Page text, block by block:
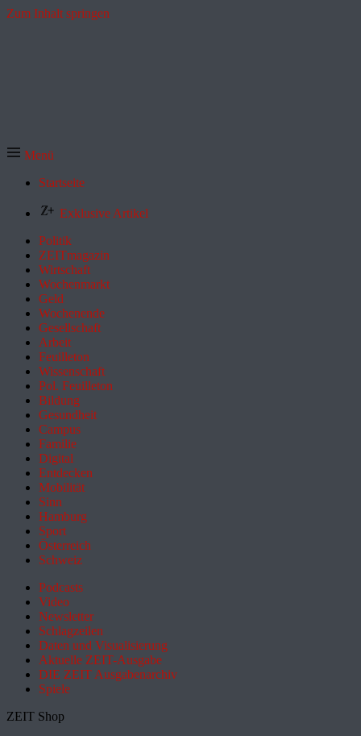
Zum Inhalt springen
Menü
Startseite
Exklusive Artikel
Politik
ZEITmagazin
Wirtschaft
Wochenmarkt
Geld
Wochenende
Gesellschaft
Arbeit
Feuilleton
Wissenschaft
Pol. Feuilleton
Bildung
Gesundheit
Campus
Familie
Digital
Entdecken
Mobilität
Sinn
Hamburg
Sport
Österreich
Schweiz
Podcasts
Video
Newsletter
Schlagzeilen
Daten und Visualisierung
Aktuelle ZEIT-Ausgabe
DIE ZEIT Ausgabenarchiv
Spiele
ZEIT Shop